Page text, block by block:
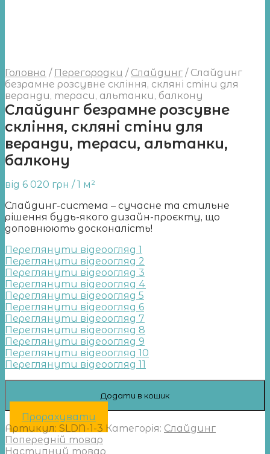
Головна / Перегородки / Слайдинг /Слайдинг
безрамне розсувне скління, скляні стіни для
веранди, тераси, альтанки, балкону
Слайдинг безрамне розсувне
скління, скляні стіни для
веранди, тераси, альтанки,
балкону
від 6 020 грн / 1 м²
Слайдинг-система – сучасне та стильне
рішення будь-якого дизайн-проєкту, що
доповнюють досконалість!
Переглянути відеоогляд 1
Переглянути відеоогляд 2
Переглянути відеоогляд 3
Переглянути відеоогляд 4
Переглянути відеоогляд 5
Переглянути відеоогляд 6
Переглянути відеоогляд 7
Переглянути відеоогляд 8
Переглянути відеоогляд 9
Переглянути відеоогляд 10
Переглянути відеоогляд 11
Додати в кошик
Прорахувати
Артикул: SLDN-1-3 Категорія: Слайдинг
Попередній товар
Наступний товар